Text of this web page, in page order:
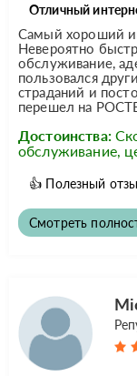
Отличный
Самый хороший
Невероятно
обслуживание,
пользовался
страданий и
перешел на
Достоинства:
обслуживание,
👍 Полезный
Смотреть